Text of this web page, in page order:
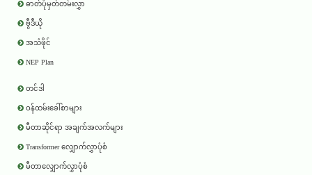
ဓာတ်ပုံမှတ်တမ်းလွှာ
ဗွီဒီယို
အသံဖိုင်
NEP Plan
တင်ဒါ
ဝန်ထမ်းခေါ်စာများ
မီတာဆိုင်ရာ အချက်အလက်များ
Transformer လျှောက်လွှာပုံစံ
မီတာလျှောက်လွှာပုံစံ